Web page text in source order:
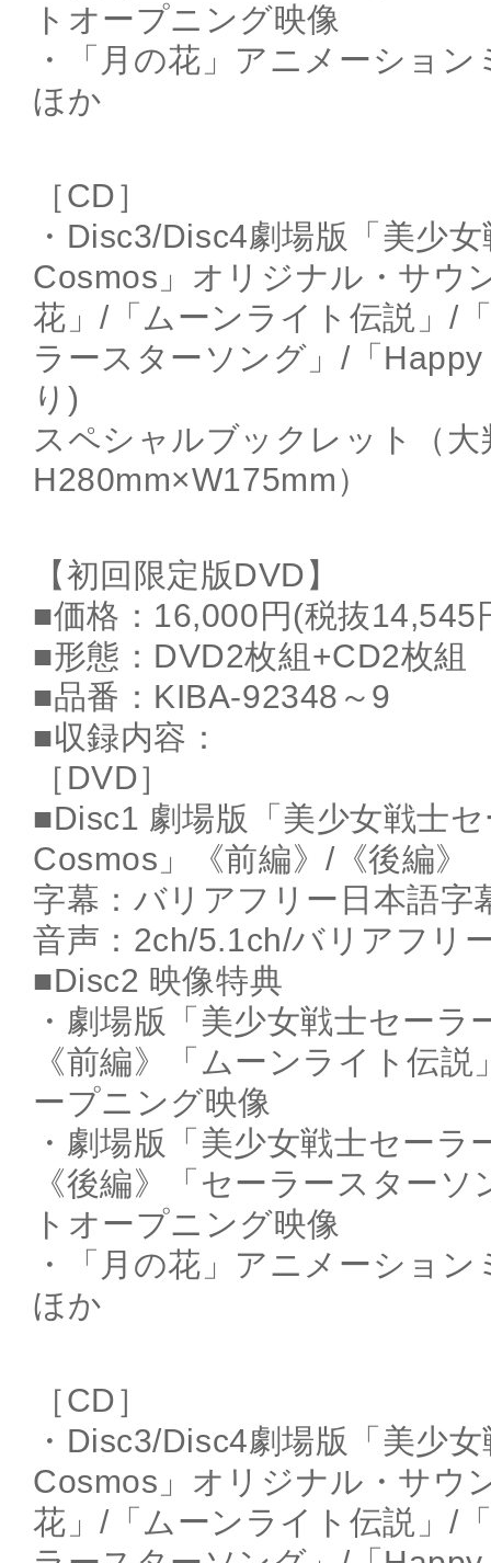
トオープニング映像
・「月の花」アニメーショ
ほか
［CD］
・Disc3/Disc4劇場版「美少
Cosmos」オリジナル・サウ
花」/「ムーンライト伝説」/
ラースターソング」/「
り)
スペシャルブックレット（大
H280mm×W175mm）
【初回限定版DVD】
■価格：16,000円(税抜14,545
■形態：DVD2枚組+CD2枚組
■品番：KIBA-92348～9
■収録内容：
［DVD］
■Disc1 劇場版「美少女戦士
Cosmos」《前編》/《後編》
字幕：バリアフリー日本語字
音声：2ch/5.1ch/バリアフリ
■Disc2 映像特典
・劇場版「美少女戦士セー
《前編》「ムーンライト伝
ープニング映像
・劇場版「美少女戦士セー
《後編》「セーラースター
トオープニング映像
・「月の花」アニメーショ
ほか
［CD］
・Disc3/Disc4劇場版「美少
Cosmos」オリジナル・サウ
花」/「ムーンライト伝説」/